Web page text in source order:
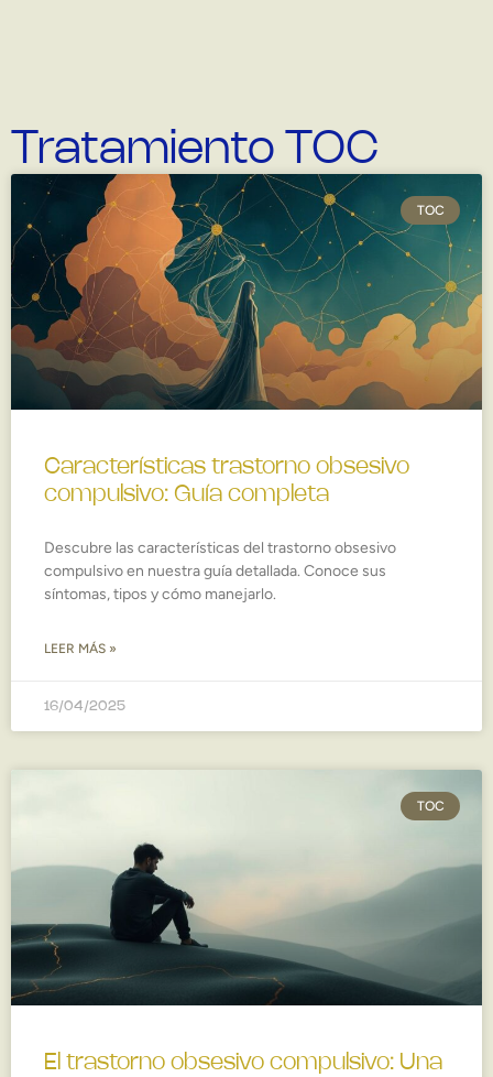
Tratamiento TOC
TOC
Características trastorno obsesivo
compulsivo: Guía completa
Descubre las características del trastorno obsesivo
compulsivo en nuestra guía detallada. Conoce sus
síntomas, tipos y cómo manejarlo.
LEER MÁS »
16/04/2025
TOC
El trastorno obsesivo compulsivo: Una